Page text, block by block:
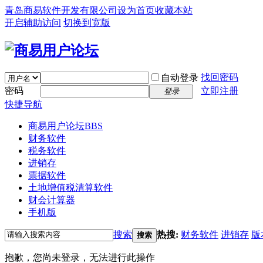
青岛商易软件开发有限公司 设为首页收藏本站
开启辅助访问 切换到宽版
自动登录 找回密码
密码
登录
立即注册
快捷导航
商易用户论坛BBS
财务软件
税务软件
进销存
票据软件
土地增值税清算软件
财会计算器
手机版
搜索 搜索 热搜: 财务软件 进销存 版
抱歉，您尚未登录，无法进行此操作